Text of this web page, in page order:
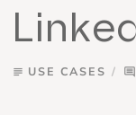
subject USE CASES comment